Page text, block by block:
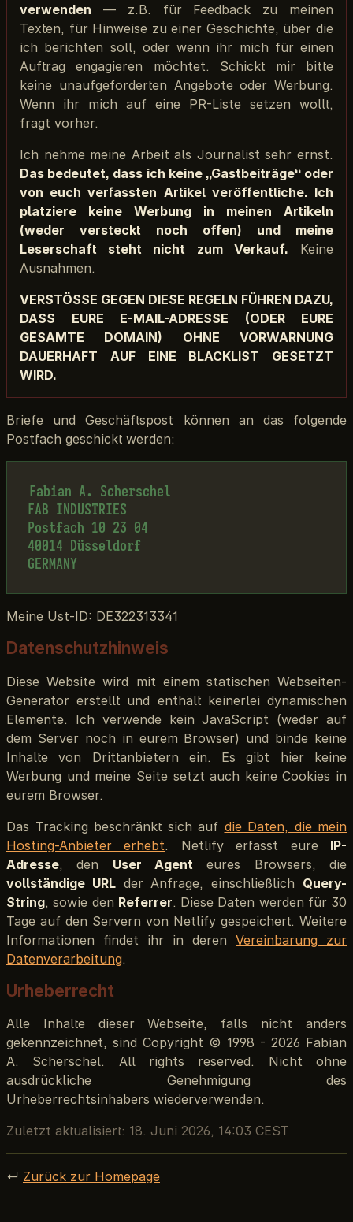
verwenden — z.B. für Feedback zu meinen
Texten, für Hinweise zu einer Geschichte, über die
ich berichten soll, oder wenn ihr mich für einen
Auftrag engagieren möchtet. Schickt mir bitte
keine unaufgeforderten Angebote oder Werbung.
Wenn ihr mich auf eine PR-Liste setzen wollt,
fragt vorher.
Ich nehme meine Arbeit als Journalist sehr ernst.
Das bedeutet, dass ich keine „Gastbeiträge“ oder
von euch verfassten Artikel veröffentliche. Ich
platziere keine Werbung in meinen Artikeln
(weder versteckt noch offen) und meine
Leserschaft steht nicht zum Verkauf. Keine
Ausnahmen.
VERSTÖSSE GEGEN DIESE REGELN FÜHREN DAZU,
DASS EURE E-MAIL-ADRESSE (ODER EURE
GESAMTE DOMAIN) OHNE VORWARNUNG
DAUERHAFT AUF EINE BLACKLIST GESETZT
WIRD.
Briefe und Geschäftspost können an das folgende
Postfach geschickt werden:
Fabian A. Scherschel
FAB INDUSTRIES
Postfach 10 23 04
40014 Düsseldorf
Meine Ust-ID: DE322313341
Datenschutzhinweis
Diese Website wird mit einem statischen Webseiten-
Generator erstellt und enthält keinerlei dynamischen
Elemente. Ich verwende kein JavaScript (weder auf
dem Server noch in eurem Browser) und binde keine
Inhalte von Drittanbietern ein. Es gibt hier keine
Werbung und meine Seite setzt auch keine Cookies in
eurem Browser.
Das Tracking beschränkt sich auf die Daten, die mein
Hosting-Anbieter erhebt. Netlify erfasst eure IP-
Adresse, den User Agent eures Browsers, die
vollständige URLder Anfrage, einschließlich Query-
String, sowie den Referrer. Diese Daten werden für 30
Tage auf den Servern von Netlify gespeichert. Weitere
Informationen findet ihr in deren Vereinbarung zur
Datenverarbeitung.
Urheberrecht
Alle Inhalte dieser Webseite, falls nicht anders
gekennzeichnet, sind Copyright © 1998 - 2026 Fabian
A. Scherschel. All rights reserved. Nicht ohne
ausdrückliche Genehmigung des
Urheberrechtsinhabers wiederverwenden.
Zuletzt aktualisiert: 18. Juni 2026, 14:03 CEST
↵ Zurück zur Homepage